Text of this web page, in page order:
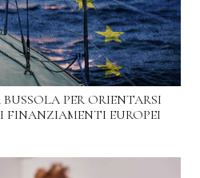
PER ORIENTARSI
FINANZIAMENTI EUROPEI